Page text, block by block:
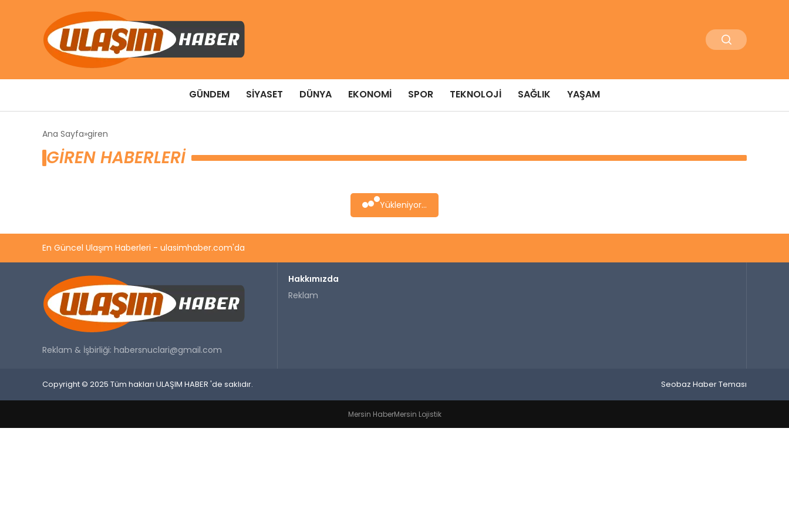
GÜNDEM SIYASET DÜNYA EKONOMI SPOR TEKNOLOJI SAĞLIK YAŞAM
Ana Sayfa giren
GIREN HABERLERI
Yükleniyor...
En Güncel Ulaşım Haberleri - ulasimhaber.com'da
Reklam & İşbirliği: habersnuclari@gmail.com
Hakkımızda
Reklam
Copyright © 2025 Tüm hakları ULAŞIM HABER 'de saklıdır. Seobaz Haber Teması
Mersin HaberMersin Lojistik